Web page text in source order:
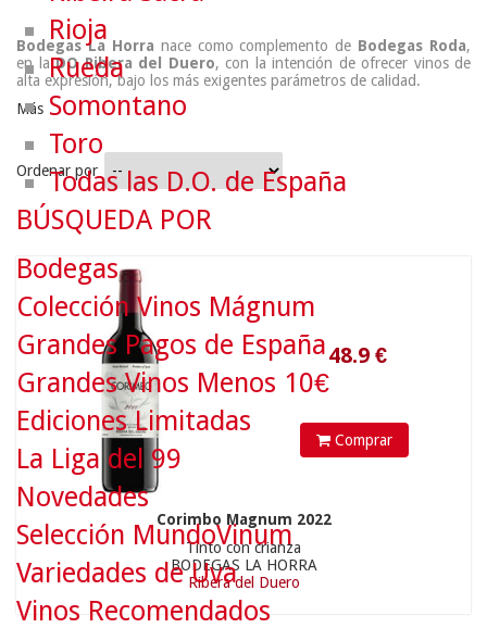
Bodegas La Horra nace como complemento de Bodegas Roda,
en laDO Ribera del Duero, con la intención de ofrecer vinos de
alta expresión, bajo los más exigentes parámetros de calidad.
Más
Ordenar por
Comprar
Corimbo Magnum 2022
Tinto con crianza
BODEGAS LA HORRA
Ribera del Duero
Rioja
Rueda
Somontano
Toro
Todas las D.O. de España
BÚSQUEDA POR
Bodegas
Colección Vinos Mágnum
Grandes Pagos de España
Grandes Vinos Menos 10€
Ediciones Limitadas
La Liga del 99
Novedades
Selección MundoVinum
Variedades de Uva
Vinos Recomendados